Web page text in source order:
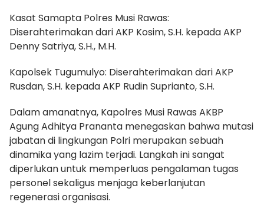
Kasat Samapta Polres Musi Rawas:
Diserahterimakan dari AKP Kosim, S.H. kepada AKP
Denny Satriya, S.H., M.H.
Kapolsek Tugumulyo: Diserahterimakan dari AKP
Rusdan, S.H. kepada AKP Rudin Suprianto, S.H.
Dalam amanatnya, Kapolres Musi Rawas AKBP
Agung Adhitya Prananta menegaskan bahwa mutasi
jabatan di lingkungan Polri merupakan sebuah
dinamika yang lazim terjadi. Langkah ini sangat
diperlukan untuk memperluas pengalaman tugas
personel sekaligus menjaga keberlanjutan
regenerasi organisasi.